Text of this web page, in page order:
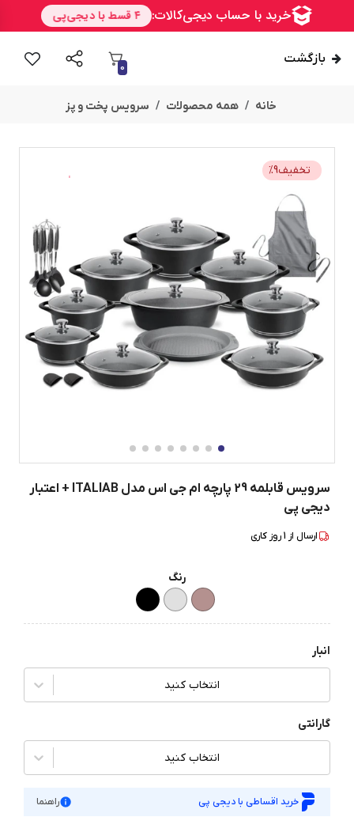
بازگشت
0
خانه همه محصولات سرویس پخت و پز
امــــــــن تخفیف %9
سرویس قابلمه 29 پارچه ام جی اس مدل ITALIAB + اعتبار
دیجی پی
ارسال از 1روز کاری
رنگ
انبار
انتخاب کنید
گارانتی
انتخاب کنید
خرید اقساطی با دیجی پی راهنما